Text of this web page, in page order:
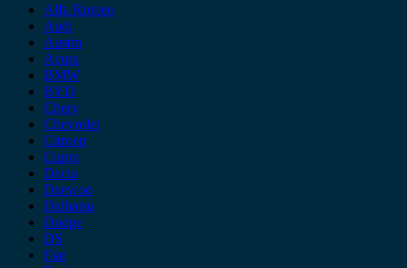
Alfa Romeo
Audi
Austin
Acura
BMW
BYD
Chery
Chevrolet
Citroen
Cupra
Dacia
Daewoo
Daihatsu
Dodge
DS
Fiat